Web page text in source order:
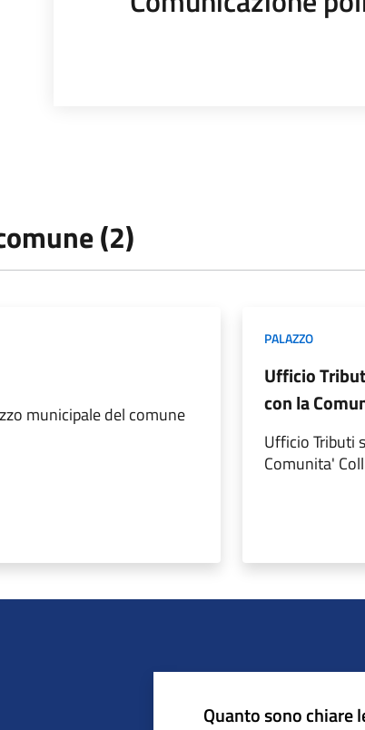
(2)
municipale del comune
PALAZZO
Ufficio
con la
Ufficio Tributi
Comunita'
Quanto sono chiare